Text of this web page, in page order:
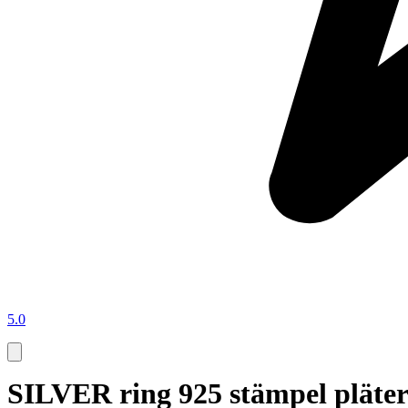
5.0
SILVER ring 925 stämpel